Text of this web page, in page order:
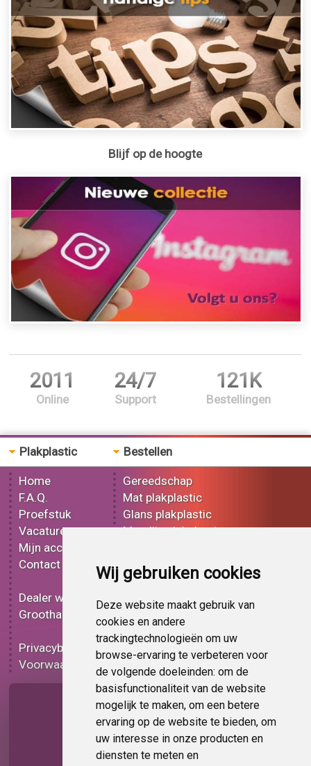
Wij gebruiken cookies
Deze website maakt gebruik van
cookies en andere
trackingtechnologieën om uw
browse-ervaring te verbeteren voor
de volgende doeleinden: om de
basisfunctionaliteit van de website
mogelijk te maken, om een betere
ervaring op de website te bieden, om
uw interesse in onze producten en
diensten te meten en
Blijf op de hoogte
2011
Online
24/7
Support
121K
Bestellingen
Plakplastic
Home
F.A.Q.
Proefstuk
Vacatures
Mijn account
Contact
Dealer worden
Groothandel
Privacybeleid
Voorwaarden
Bestellen
Gereedschap
Mat plakplastic
Glans plakplastic
Metallic plakplastic
Effect plakplastic
Bedrukt plakplastic
Carbon plakplastic
Lampen folie
Functionele folie
Plakplastic korting
Op bestelling
Pagina delen